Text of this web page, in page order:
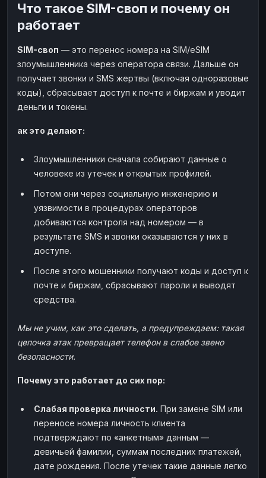
Что такое SIM-своп и почему он
работает
SIM-своп — это перенос номера на SIM/eSIM
злоумышленника через оператора связи. Дальше он
получает звонки и SMS жертвы (включая одноразовые
коды), сбрасывает доступ к почте и биржам и уводит
деньги и токены.
ак это делают:
Злоумышленники сначала собирают данные о
человеке из утечек и открытых профилей.
Потом они через социальную инженерию и
уязвимости в процедурах операторов
добиваются контроля над номером — в
результате SMS и звонки оказываются у них в
доступе.
После этого мошенники получают коды и доступ к
почте и биржам, сбрасывают пароли и выводят
средства.
Мы не учим, как это сделать, а предупреждаем: такая
цепочка атак превращает телефон в слабое звено
безопасности.
Почему это работает до сих пор:
Слабая проверка личности. При замене SIM или
переносе номера личность клиента
подтверждают по «анкетным» данным —
девичьей фамилии, суммам последних платежей,
дате рождения. После утечек такие данные легко